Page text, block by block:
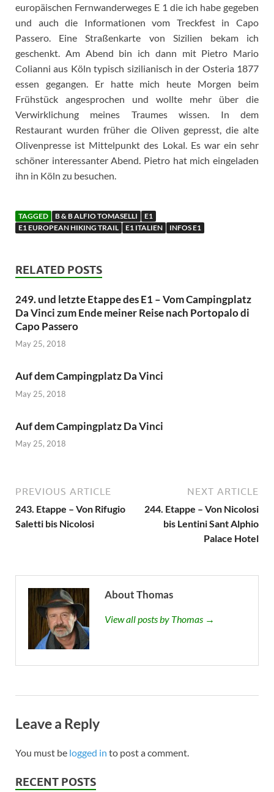
europäischen Fernwanderweges E 1 die ich habe gegeben
und auch die Informationen vom Treckfest in Capo
Passero. Eine Straßenkarte von Sizilien bekam ich
geschenkt. Am Abend bin ich dann mit Pietro Mario
Colianni aus Köln typisch sizilianisch in der Osteria 1877
essen gegangen. Er hatte mich heute Morgen beim
Frühstück angesprochen und wollte mehr über die
Verwirklichung meines Traumes wissen. In dem
Restaurant wurden früher die Oliven gepresst, die alte
Olivenpresse ist Mittelpunkt des Lokal. Es war ein sehr
schöner interessanter Abend. Pietro hat mich eingeladen
ihn in Köln zu besuchen.
TAGGED B & B ALFIO TOMASELLI
E1
E1 EUROPEAN HIKING TRAIL
E1 ITALIEN INFOS E1
RELATED POSTS
249. und letzte Etappe des E1 – Vom Campingplatz
Da Vinci zum Ende meiner Reise nach Portopalo di
Capo Passero
May 25, 2018
Auf dem Campingplatz Da Vinci
May 25, 2018
Auf dem Campingplatz Da Vinci
May 25, 2018
PREVIOUS ARTICLE
243. Etappe – Von Rifugio
Saletti bis Nicolosi
NEXT ARTICLE
244. Etappe – Von Nicolosi
bis Lentini Sant Alphio
Palace Hotel
About Thomas
View all posts by Thomas →
Leave a Reply
You must be logged in to post a comment.
RECENT POSTS